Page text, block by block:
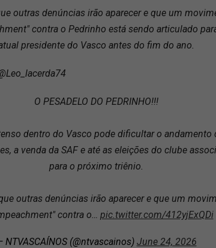
outras denúncias irão aparecer e que um
contra o Pedrinho está sendo articulado
presidente do Vasco antes do fim do ano.
O PESADELO DO PEDRINHO!!!
dentro do Vasco pode dificultar o andamento
a venda da SAF e até as eleições do clube
para o próximo triênio.
outras denúncias irão aparecer e que um
contra o… pic.twitter.com/412yjExQDi
NTVASCAÍNOS (@ntvascainos) June 24, 2026